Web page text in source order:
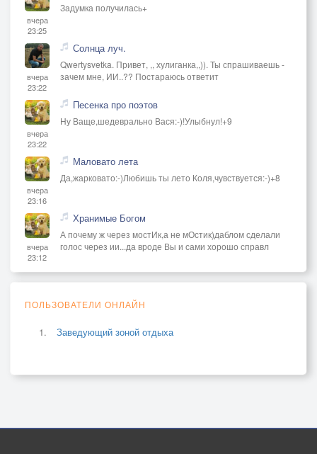
вчера
23:25
Задумка получилась+
вчера
23:22
Солнца луч.
Qwertysvetka. Привет, ,, хулиганка,,)). Ты спрашиваешь -
зачем мне, ИИ..?? Постараюсь ответит
вчера
23:22
Песенка про поэтов
Ну Ваще,шедеврально Вася:-)!Улыбнул!+9
вчера
23:16
Маловато лета
Да,жарковато:-)Любишь ты лето Коля,чувствуется:-)+8
вчера
23:12
Хранимые Богом
А почему ж через мостИк,а не мОстик)даблом сделали
голос через ии...да вроде Вы и сами хорошо справл
ПОЛЬЗОВАТЕЛИ ОНЛАЙН
Заведующий зоной отдыха